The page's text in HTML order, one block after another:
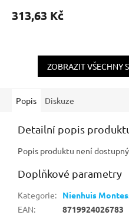
313,63 Kč
ZOBRAZIT VŠECHNY
Popis Diskuze
Detailní popis
Popis produktu není dostupný
Doplňkové parametry
Kategorie:
Nienhuis
EAN:
8719924026783